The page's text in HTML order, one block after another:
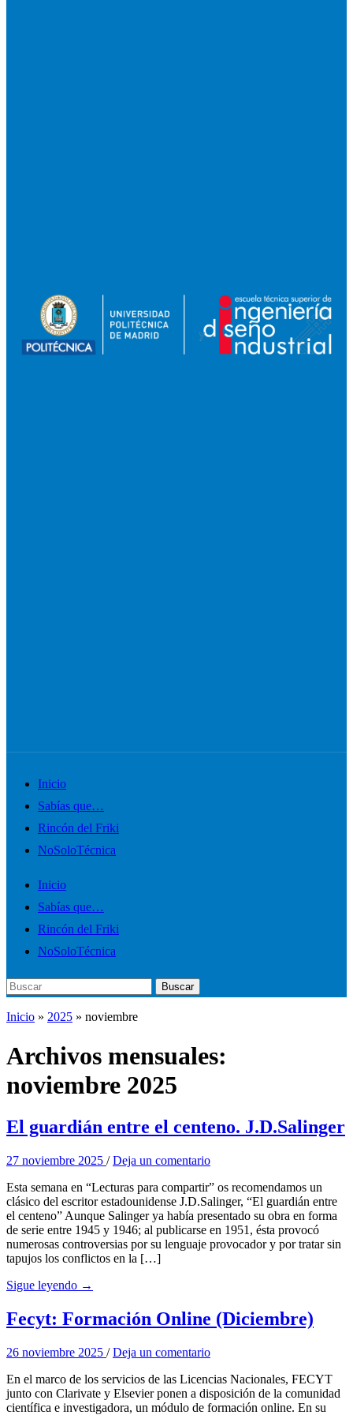
Alternar
menú
móvil
Inicio
Sabías que…
Rincón del Friki
NoSoloTécnica
Inicio
Sabías que…
Rincón del Friki
NoSoloTécnica
Buscar: Buscar
Inicio » 2025 » noviembre
Archivos mensuales:
noviembre 2025
El guardián entre el centeno. J.D.Salinger
27 noviembre 2025 /Deja un comentario
Esta semana en “Lecturas para compartir” os recomendamos un
clásico del escritor estadounidense J.D.Salinger, “El guardián entre
el centeno” Aunque Salinger ya había presentado su obra en forma
de serie entre 1945 y 1946; al publicarse en 1951, ésta provocó
numerosas controversias por su lenguaje provocador y por tratar sin
tapujos los conflictos en la […]
Sigue leyendo →
Fecyt: Formación Online (Diciembre)
26 noviembre 2025 /Deja un comentario
En el marco de los servicios de las Licencias Nacionales, FECYT
junto con Clarivate y Elsevier ponen a disposición de la comunidad
científica e investigadora, un módulo de formación online. En su